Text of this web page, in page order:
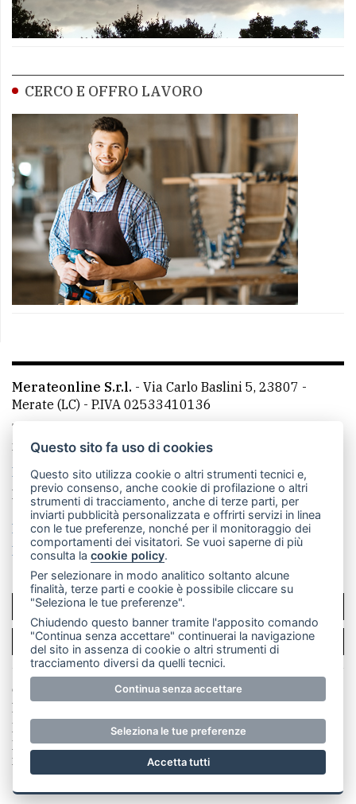
CERCO E OFFRO LAVORO
Merateonline S.r.l. - Via Carlo Baslini 5, 23807 -
Merate (LC) - P.IVA 02533410136
Telefono:
mail: redazione@merateonline.it
La redazione
CasateOnline LeccoOnline
RSS
Made by VIP
Privacy policy
Cookie policy
Rivedi le tue scelte sui cookie
SCRIVICI
PER LA TUA PUBBLICITÀ
© Copyright Merateonline S.r.l. - Tutti i diritti riservati.
E' proibita la riproduzione e pubblicazione anche
parziale di testi, articoli e immagini senza la
preventiva autorizzazione scritta dell'editore. RI Lecco
numero Rea LC 291.277 - Capitale sociale 10.329,14 €
Questo sito fa uso di cookies
Questo sito utilizza cookie o altri strumenti tecnici e,
previo consenso, anche cookie di profilazione o altri
strumenti di tracciamento, anche di terze parti, per
inviarti pubblicità personalizzata e offrirti servizi in linea
con le tue preferenze, nonché per il monitoraggio dei
comportamenti dei visitatori. Se vuoi saperne di più
consulta lacookie policy.
Per selezionare in modo analitico soltanto alcune
finalità, terze parti e cookie è possibile cliccare su
"Seleziona le tue preferenze".
Chiudendo questo banner tramite l'apposito comando
"Continua senza accettare" continuerai la navigazione
del sito in assenza di cookie o altri strumenti di
tracciamento diversi da quelli tecnici.
Continua senza accettare
Seleziona le tue preferenze
Accetta tutti